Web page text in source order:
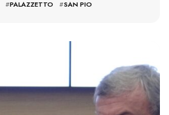
#PALAZZETTO #SAN PIO